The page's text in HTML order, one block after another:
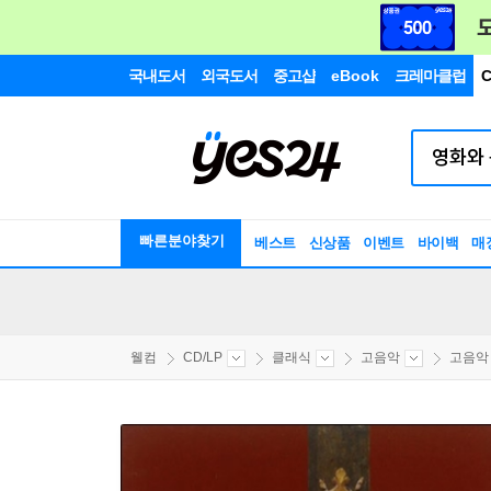
국내도서 외국도서 중고샵 eBook 크레마클럽
빠른분야찾기 베스트 신상품 이벤트 바이백 매
웰컴 CD/LP 클래식 고음악 고음